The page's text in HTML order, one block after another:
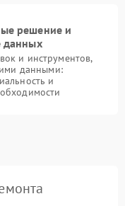
решение и
данных
и инструментов,
данными:
и